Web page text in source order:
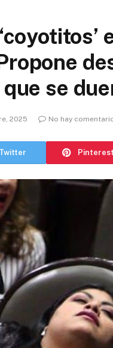
se
2025 No hay
Twitter Pinterest